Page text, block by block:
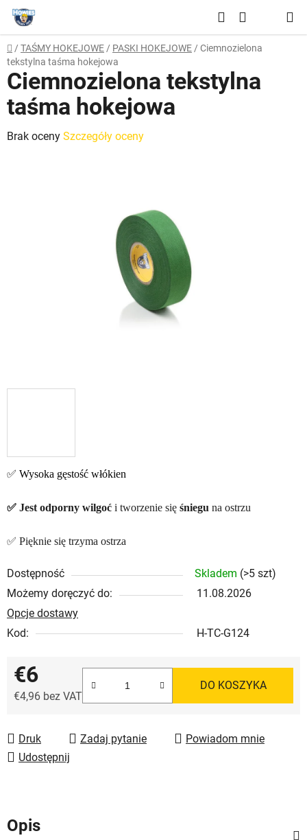
Przejść
treści
Szukaj
Home
/ TAŚMY HOKEJOWE / PASKI HOKEJOWE / Ciemnozielona
tekstylna taśma hokejowa
✅ Wysoka gęstość włókien
✅ Jest odporny wilgoć i tworzenie się śniegu na ostrzu
✅ Pięknie się trzyma ostrza
Dostępność Skladem (>5 szt)
Możemy doręczyć do:
11.08.2026
Opcje dostawy
Kod:
H-TC-G124
€6
€4,96 bez VAT
DO KOSZYKA
Druk Zadaj pytanie
Powiadom mnie
Udostępnij
Ciemnozielona tekstylna
taśma hokejowa
Średnia
Brak oceny Szczegóły oceny
Opis